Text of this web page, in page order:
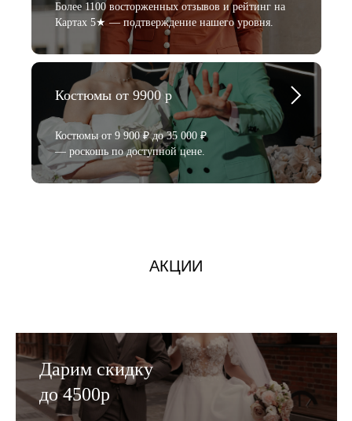
Более 1100 восторженных отзывов и рейтинг на
Картах 5★ — подтверждение нашего уровня.
Костюмы от 9900 р
Костюмы от 9 900 ₽ до 35 000 ₽
— роскошь по доступной цене.
АКЦИИ
Дарим скидку
до 4500р